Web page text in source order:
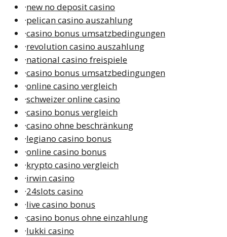
·new no deposit casino
·pelican casino auszahlung
·casino bonus umsatzbedingungen
·revolution casino auszahlung
·national casino freispiele
·casino bonus umsatzbedingungen
·online casino vergleich
·schweizer online casino
·casino bonus vergleich
·casino ohne beschränkung
·legiano casino bonus
·online casino bonus
·krypto casino vergleich
·irwin casino
·24slots casino
·live casino bonus
·casino bonus ohne einzahlung
·lukki casino